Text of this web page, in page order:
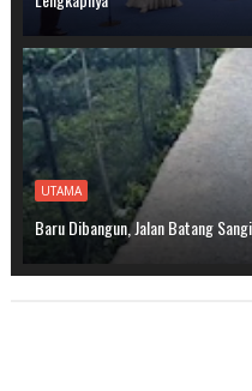
UTAMA
Baru Dibangun, Jalan Batang